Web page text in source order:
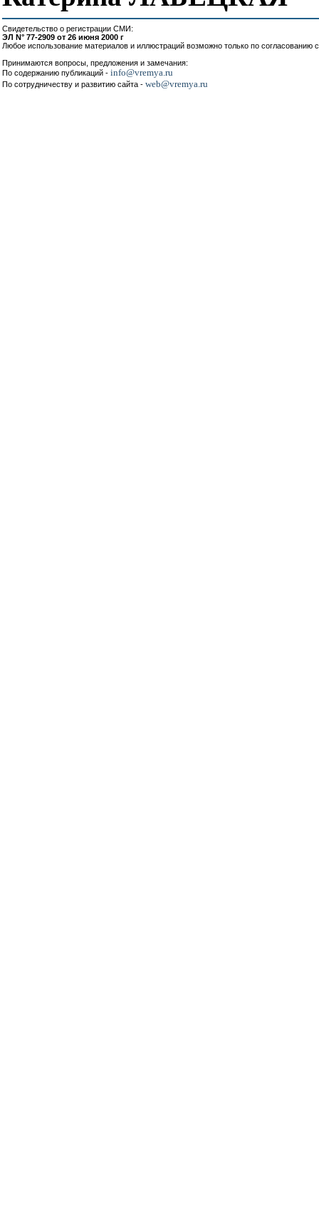
Свидетельство о регистрации СМИ:
ЭЛ N° 77-2909 от 26 июня 2000 г
Любое использование материалов и иллюстраций возможно только по согласованию
Принимаются вопросы, предложения и замечания:
По содержанию публикаций - info@vremya.ru
По сотрудничеству и развитию сайта - web@vremya.ru